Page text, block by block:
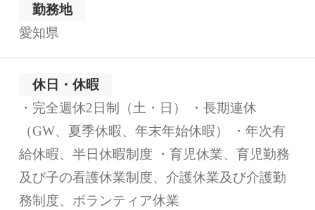
勤務地
愛知県
休日・休暇
・完全週休2日制（土・日） ・長期連休
（GW、夏季休暇、年末年始休暇） ・年次有
給休暇、半日休暇制度 ・育児休業、育児勤務
及び子の看護休業制度、介護休業及び介護勤
務制度、ボランティア休業